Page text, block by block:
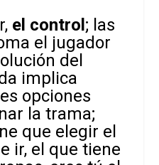
el control; las
el jugador
del
implica
opciones
la trama;
que elegir el
ir, el que tiene